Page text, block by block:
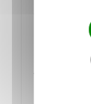
des
ÉPREUVE
L'objectif
vérifier